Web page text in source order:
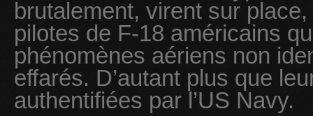
brutalement, virent sur place,
pilotes de F-18 américains
phénomènes aériens non
effarés. D’autant plus que
authentifiées par l’US Navy.